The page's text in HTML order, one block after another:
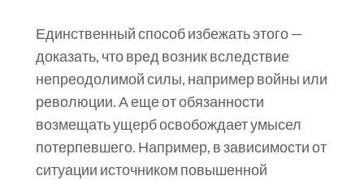
Единственный способ избежать этого —
доказать, что вред возник вследствие
непреодолимой силы, например войны или
революции. А еще от обязанности
возмещать ущерб освобождает умысел
потерпевшего. Например, в зависимости от
ситуации источником повышенной